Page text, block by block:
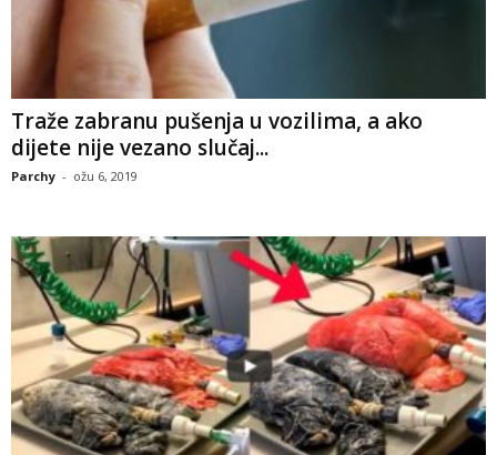
Traže zabranu pušenja u vozilima, a ako
dijete nije vezano slučaj...
Parchy - ožu 6, 2019